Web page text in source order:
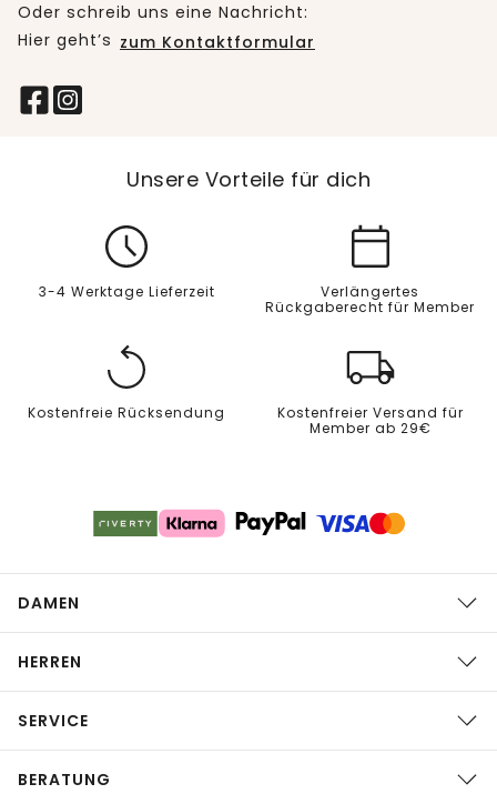
Oder schreib uns eine Nachricht:
Hier geht’s zum Kontaktformular
Unsere Vorteile für dich
3-4 Werktage Lieferzeit
Verlängertes
Rückgaberecht für Member
Kostenfreie Rücksendung
Kostenfreier Versand für
Member ab 29€
DAMEN
HERREN
SERVICE
BERATUNG